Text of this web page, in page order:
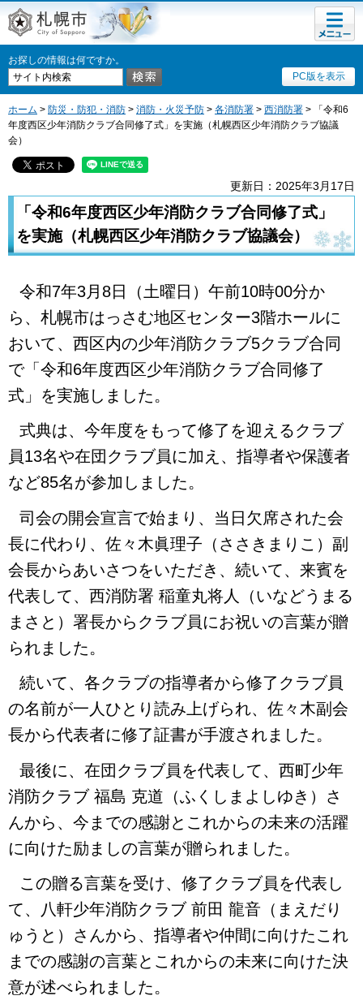
札幌市
お探しの情報は何ですか。
PC版を表示
メニュ
ー
ホーム > 防災・防犯・消防 > 消防・火災予防 > 各消防署 > 西消防署 > 「令和6
年度西区少年消防クラブ合同修了式」を実施（札幌西区少年消防クラブ協議
会）
更新日：2025年3月17日
「令和6年度西区少年消防クラブ合同修了式」
を実施（札幌西区少年消防クラブ協議会）
令和7年3月8日（土曜日）午前10時00分か
ら、札幌市はっさむ地区センター3階ホールに
おいて、西区内の少年消防クラブ5クラブ合同
で「令和6年度西区少年消防クラブ合同修了
式」を実施しました。
式典は、今年度をもって修了を迎えるクラブ
員13名や在団クラブ員に加え、指導者や保護者
など85名が参加しました。
司会の開会宣言で始まり、当日欠席された会
長に代わり、佐々木眞理子（ささきまりこ）副
会長からあいさつをいただき、続いて、来賓を
代表して、西消防署 稲童丸将人（いなどうまる
まさと）署長からクラブ員にお祝いの言葉が贈
られました。
続いて、各クラブの指導者から修了クラブ員
の名前が一人ひとり読み上げられ、佐々木副会
長から代表者に修了証書が手渡されました。
最後に、在団クラブ員を代表して、西町少年
消防クラブ 福島 克道（ふくしまよしゆき）さ
んから、今までの感謝とこれからの未来の活躍
に向けた励ましの言葉が贈られました。
この贈る言葉を受け、修了クラブ員を代表し
て、八軒少年消防クラブ 前田 龍音（まえだり
ゅうと）さんから、指導者や仲間に向けたこれ
までの感謝の言葉とこれからの未来に向けた決
意が述べられました。